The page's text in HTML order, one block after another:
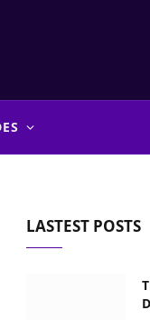
LASTEST POSTS